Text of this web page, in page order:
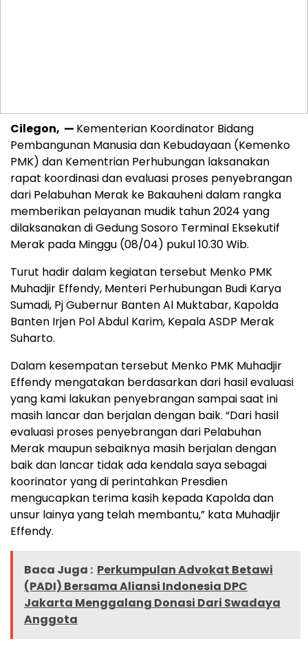
Cilegon, — Kementerian Koordinator Bidang
Pembangunan Manusia dan Kebudayaan (Kemenko
PMK) dan Kementrian Perhubungan laksanakan
rapat koordinasi dan evaluasi proses penyebrangan
dari Pelabuhan Merak ke Bakauheni dalam rangka
memberikan pelayanan mudik tahun 2024 yang
dilaksanakan di Gedung Sosoro Terminal Eksekutif
Merak pada Minggu (08/04) pukul 10.30 Wib.
Turut hadir dalam kegiatan tersebut Menko PMK
Muhadjir Effendy, Menteri Perhubungan Budi Karya
Sumadi, Pj Gubernur Banten Al Muktabar, Kapolda
Banten Irjen Pol Abdul Karim, Kepala ASDP Merak
Suharto.
Dalam kesempatan tersebut Menko PMK Muhadjir
Effendy mengatakan berdasarkan dari hasil evaluasi
yang kami lakukan penyebrangan sampai saat ini
masih lancar dan berjalan dengan baik. “Dari hasil
evaluasi proses penyebrangan dari Pelabuhan
Merak maupun sebaiknya masih berjalan dengan
baik dan lancar tidak ada kendala saya sebagai
koorinator yang di perintahkan Presdien
mengucapkan terima kasih kepada Kapolda dan
unsur lainya yang telah membantu,” kata Muhadjir
Effendy.
Baca Juga : Perkumpulan Advokat Betawi
(PADI) Bersama Aliansi Indonesia DPC
Jakarta Menggalang Donasi Dari Swadaya
Anggota